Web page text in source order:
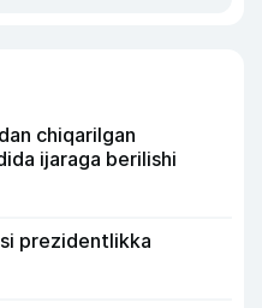
chiqarilgan
ijaraga berilishi
prezidentlikka